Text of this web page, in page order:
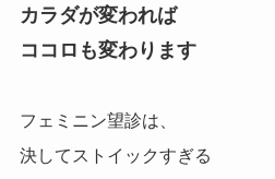
カラダが変われば
ココロも変わります
フェミニン望診は、
決してストイックすぎる